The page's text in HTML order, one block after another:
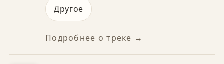
Другое
Подробнее о треке →